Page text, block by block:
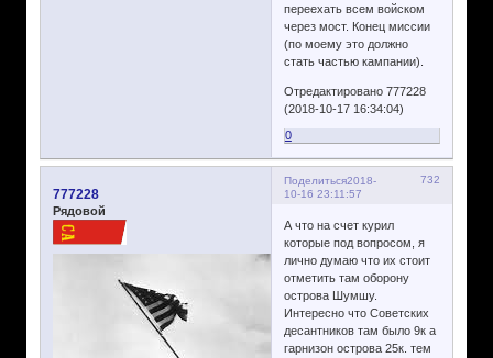
переехать всем войском
через мост. Конец миссии
(по моему это должно
стать частью кампании).
Отредактировано 777228
(2018-10-17 16:34:04)
0
Поделиться 732
2018-
10-16 23:11:57
777228
Рядовой
А что на счет курил
которые под вопросом, я
лично думаю что их стоит
отметить там оборону
острова Шумшу.
Интересно что Советских
десантников там было 9к а
гарнизон острова 25к. тем